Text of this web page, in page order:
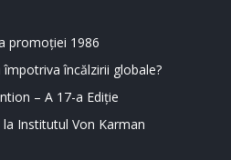
promoției 1986
încălzirii globale?
– A 17-a Ediție
Institutul Von Karman